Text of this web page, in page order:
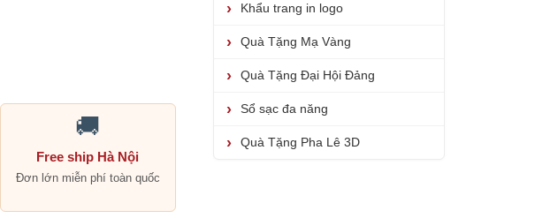
🚚
Free ship Hà Nội
Đơn lớn miễn phí toàn quốc
Khẩu trang in logo
Quà Tặng Mạ Vàng
Quà Tặng Đại Hội Đảng
Sổ sạc đa năng
Quà Tặng Pha Lê 3D